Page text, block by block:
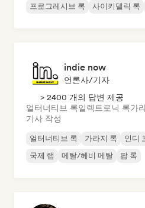
프로그레시브 록
사이키델릭 록
indie now
언론사/기자
> 2400 개의 답변 제공
얼터너티브 록일렉트로닉 록가
기사 작성
얼터너티브 록 가라지 록 인디
국제 랩
메탈/헤비 메탈 팝 록